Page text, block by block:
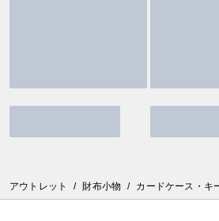
アウトレット / 財布小物 / カードケース・キ